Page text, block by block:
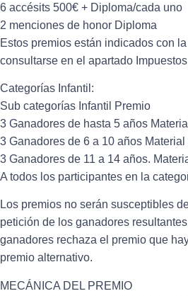
6 accésits 500€ + Diploma/cada uno
2 menciones de honor Diploma
Estos premios están indicados con
consultarse en el apartado
Categorías Infantil:
Sub categorías Infantil Premio
3 Ganadores de hasta 5 años
3 Ganadores de 6 a 10 años Material
3 Ganadores de 11 a 14 años.
A todos los participantes en la
Los premios no serán susceptibles
petición de los ganadores
ganadores rechaza el premio que
premio alternativo.
MECÁNICA DEL PREMIO